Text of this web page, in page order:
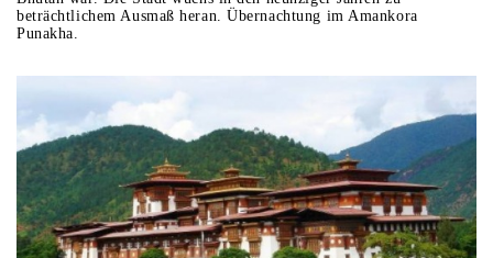
beträchtlichem Ausmaß heran. Übernachtung im Amankora
Punakha.